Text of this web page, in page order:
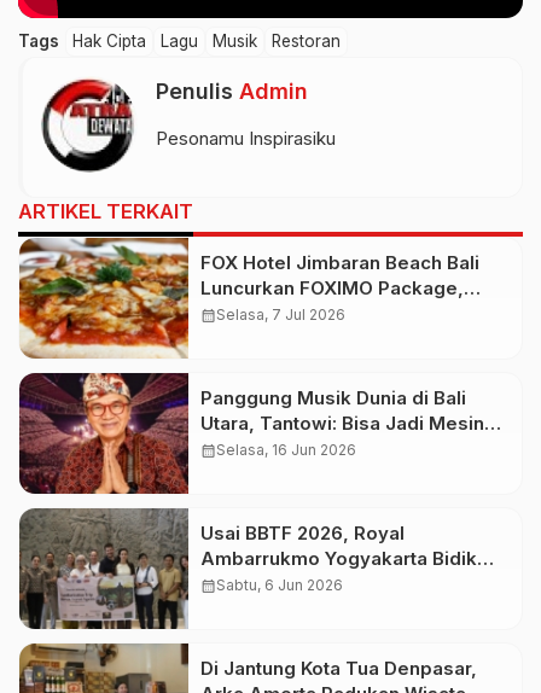
Tags Hak Cipta Lagu Musik Restoran
Penulis Admin
Pesonamu Inspirasiku
ARTIKEL TERKAIT
FOX Hotel Jimbaran Beach Bali
Luncurkan FOXIMO Package,
Staycation Bonus Pizza Mulai
calendar_monthSelasa, 7 Jul 2026
Panggung Musik Dunia di Bali
Utara, Tantowi: Bisa Jadi Mesin
Magnet Baru Pariwisata dan
calendar_monthSelasa, 16 Jun 2026
Usai BBTF 2026, Royal
Ambarrukmo Yogyakarta Bidik
Wisatawan Eropa Lewat
calendar_monthSabtu, 6 Jun 2026
Di Jantung Kota Tua Denpasar,